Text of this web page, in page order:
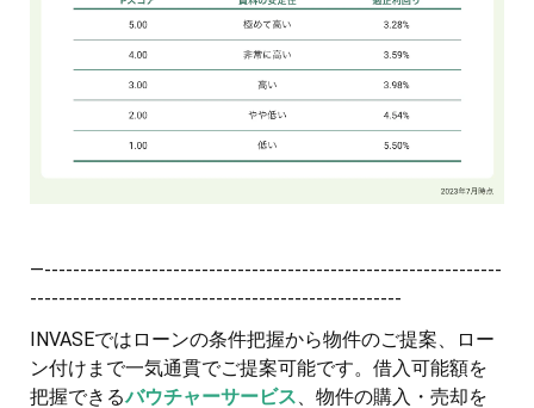
—----------------------------------------------------------------
----------------------------------------------------
INVASEではローンの条件把握から物件のご提案、ロー
ン付けまで一気通貫でご提案可能です。借入可能額を
把握できるバウチャーサービス 、物件の購入・売却を